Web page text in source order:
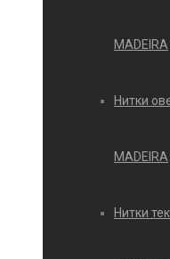
MADEIRA
Нитки
MADEIRA
Нитки